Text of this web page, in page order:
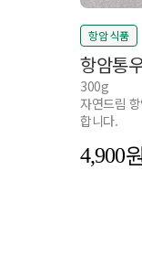
항암 식품
항암통
300g
자연드림
합니다.
4,900